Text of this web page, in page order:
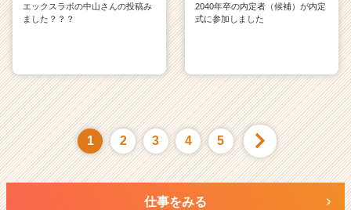
エックスラボの中山さんの投稿み
ました？？？
2040年卒の内定者（候補）が内定
式に参加しました
1 2 3 4 5
仕事をみる